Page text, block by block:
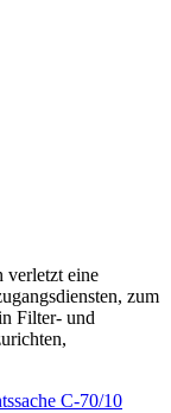
verletzt eine
zum
Filter- und
C-70/10